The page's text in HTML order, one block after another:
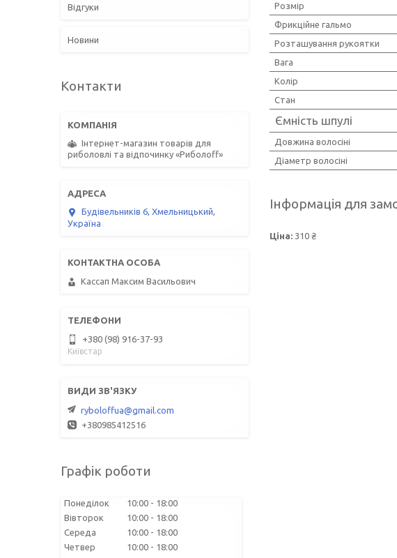
Розмір
Фрикційне гальмо
Розташування рукоятки
Вага
Колір
Стан
Ємність шпулі
Довжина волосіні
Діаметр волосіні
Інформація для
Ціна: 310 ₴
Відгуки
Новини
Контакти
Інтернет-магазин товарів для
риболовлі та відпочинку «Риболоff»
Будівельників 6, Хмельницький,
Україна
Кассап Максим Васильович
+380 (98) 916-37-93
Київстар
ryboloffua@gmail.com
+380985412516
Графік роботи
Понеділок 10:00
18:00
Вівторок
10:00
18:00
Середа
10:00
18:00
Четвер
10:00
18:00